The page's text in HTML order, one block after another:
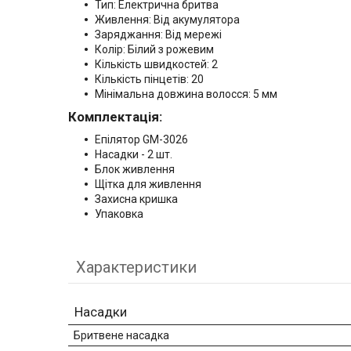
Тип: Електрична бритва
Живлення: Від акумулятора
Заряджання: Від мережі
Колір: Білий з рожевим
Кількість швидкостей: 2
Кількість пінцетів: 20
Мінімальна довжина волосся: 5 мм
Комплектація:
Епілятор GM-3026
Насадки - 2 шт.
Блок живлення
Щітка для живлення
Захисна кришка
Упаковка
Характеристики
Насадки
Бритвене насадка